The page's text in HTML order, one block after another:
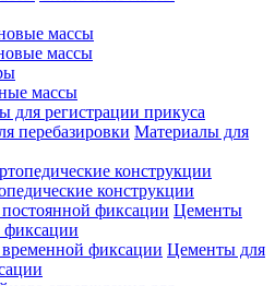
массы
массы
массы
для регистрации прикуса
Материалы для
конструкции
Цементы
фиксации
Цементы для